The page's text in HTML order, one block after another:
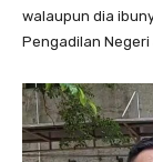
walaupun dia
Pengadilan